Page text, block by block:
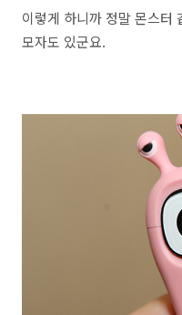
이렇게 하니까 정말 몬스터
모자도 있군요.